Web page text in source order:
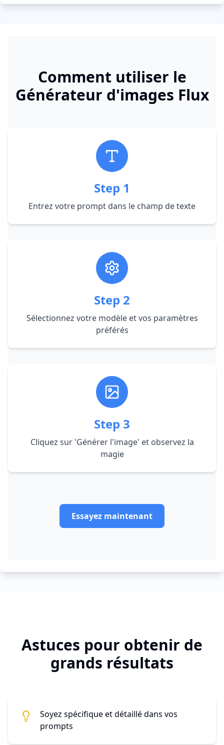
Comment utiliser le
Générateur d'images Flux
Step 1
Entrez votre prompt dans le champ de texte
Step 2
Sélectionnez votre modèle et vos paramètres
préférés
Step 3
Cliquez sur 'Générer l'image' et observez la
magie
Essayez maintenant
Astuces pour obtenir de
grands résultats
Soyez spécifique et détaillé dans vos
prompts